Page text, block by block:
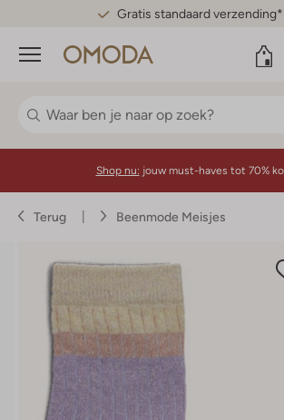
Gratis standaard verzending*
Menu
Shop nu: jouw must-haves tot 70%
Terug Beenmode Meisjes